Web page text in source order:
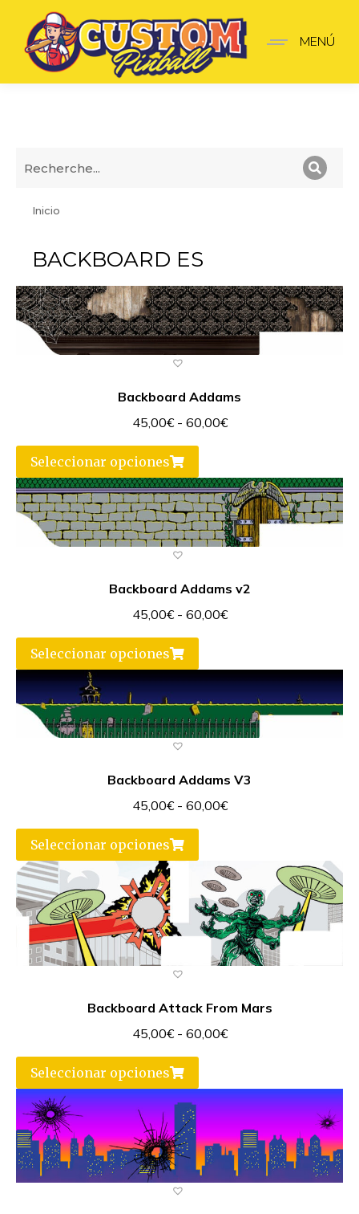
MENÚ
BACKBOARD ES
Estás aquí:
Inicio
Backboard Addams
45,00€ - 60,00€
Seleccionar opciones
Backboard Addams v2
45,00€ - 60,00€
Seleccionar opciones
Backboard Addams V3
45,00€ - 60,00€
Seleccionar opciones
Backboard Attack From Mars
45,00€ - 60,00€
Seleccionar opciones